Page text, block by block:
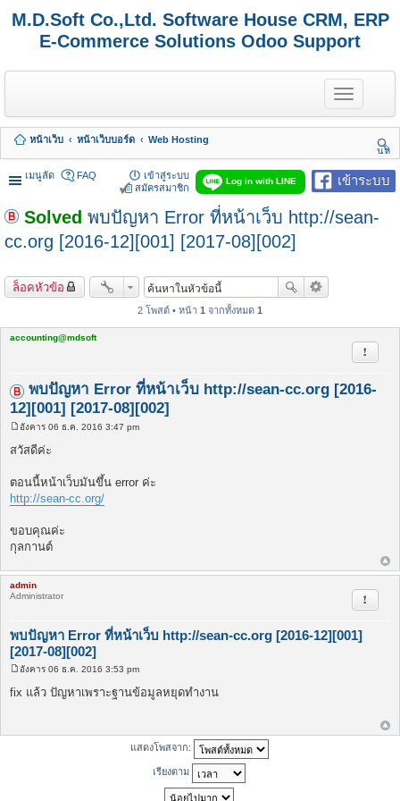
M.D.Soft Co.,Ltd. Software House CRM, ERP
E-Commerce Solutions Odoo Support
T
o
g
e
n
a
i
g
หน้าเว็บ หน้าเว็บบอร์ด
Web Hosting
นห
า
เมนูลัด
เข้าระบบ
Log in with LINE
FAQ
เข้าสู่ระบบ
สมัครสมาชิก
Solved พบปัญหา Error ที่หน้าเว็บ http://sean-
cc.org [2016-12][001] [2017-08][002]
ล็อคหัวข้อ
2 โพสต์ • หน้า 1 จากทั้งหมด 1
accounting@mdsoft
พบปัญหา Error ที่หน้าเว็บ http://sean-cc.org [2016-
12][001] [2017-08][002]
รายงา
พ
ส
อังคาร 06 ธ.ค. 2016 3:47 pm
สวัสดีค่ะ
ตอนนี้หน้าเว็บมันขึ้น error ค่ะ
http://sean-cc.org/
ขอบคุณค่ะ
กุลกานต์
admin
Administrator
พบปัญหา Error ที่หน้าเว็บ http://sean-cc.org [2016-12][001]
[2017-08][002]
รายงา
ส
อังคาร 06 ธ.ค. 2016 3:53 pm
fix แล้ว ปัญหาเพราะฐานข้อมูลหยุดทำงาน
แสดงโพสจาก:
เรียงตาม